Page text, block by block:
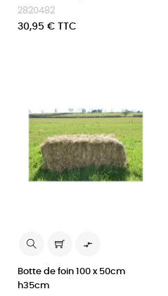
2820482
Prix
30,95 € TTC

Botte de foin 100 x 50cm
h35cm